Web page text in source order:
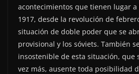
acontecimientos que tienen lugar
1917, desde la revolución de
situación de doble poder que se
provisional y los sóviets. También
insostenible de esta situación, que
vez más, ausente toda posibilidad